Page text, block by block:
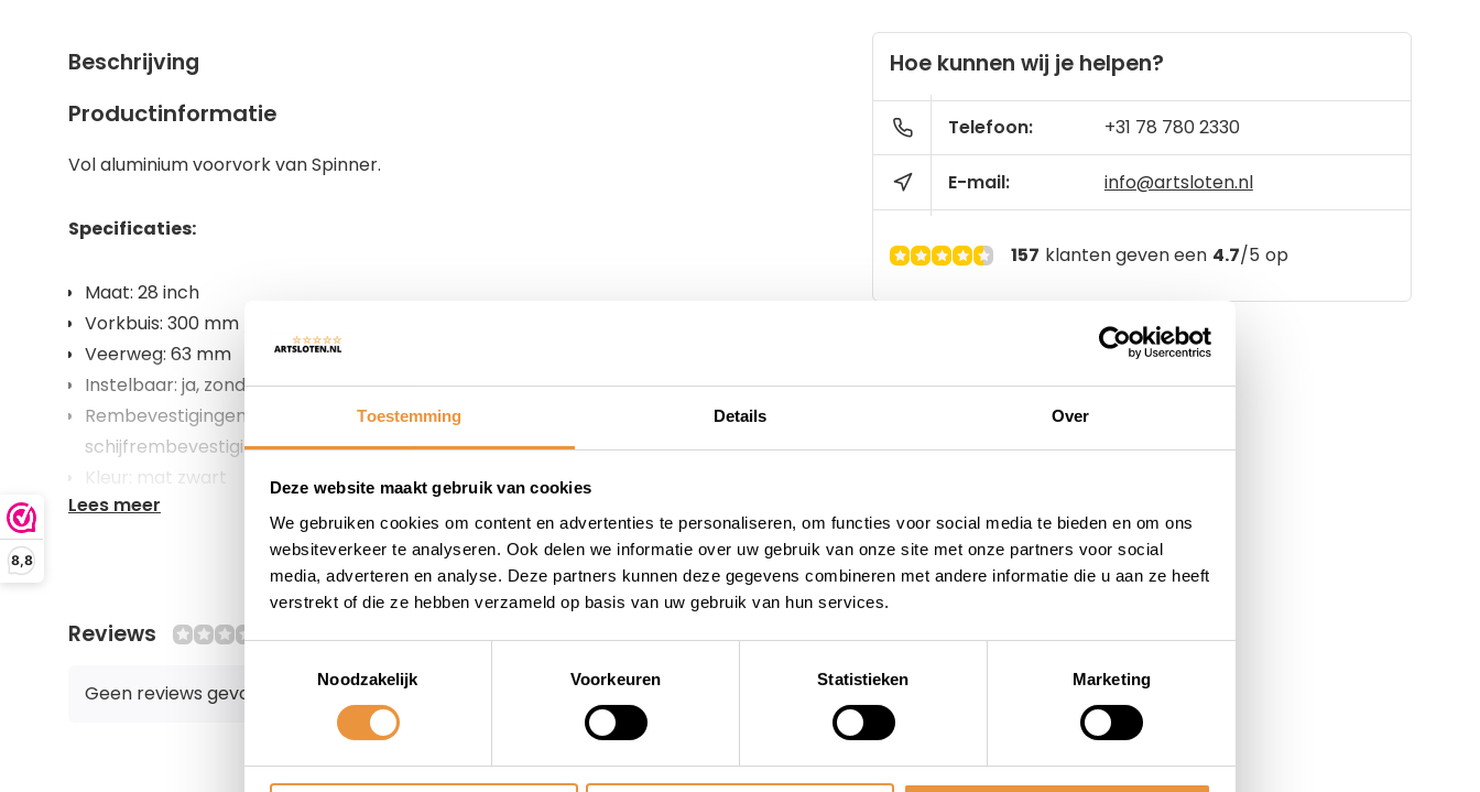
Toestemming Details Over
Deze website maakt gebruik van cookies
We gebruiken cookies om content en advertenties te personaliseren, om functies voor social media te bieden en om ons
websiteverkeer te analyseren. Ook delen we informatie over uw gebruik van onze site met onze partners voor social
media, adverteren en analyse. Deze partners kunnen deze gegevens combineren met andere informatie die u aan ze heeft
verstrekt of die ze hebben verzameld op basis van uw gebruik van hun services.
Noodzakelijk
Voorkeuren Statistieken Marketing
8,8
Beschrijving
Productinformatie
Vol aluminium voorvork van Spinner.
Specificaties:
Maat: 28 inch
Vorkbuis: 300 mm / 1 1-8"
Veerweg: 63 mm
Instelbaar: ja, zonder lock-out
Rembevestigingen: V-brake nokken (vervangbaar) + IS
schijfrembevestigingsmogelijkheid en rollerbrake nok
Kleur: mat zwart
Lees meer
Reviews 0/10
Geen reviews gevonden
Hoe kunnen wij je helpen?
Telefoon: +31 78 780 2330
E-mail: info@artsloten.nl
157 klanten geven een 4.7/5 op